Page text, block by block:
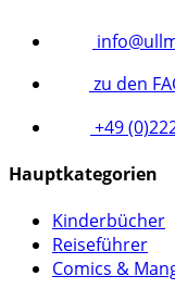
zu den
+49
Hauptkategorien
Kinderbücher
Reiseführer
Comics &